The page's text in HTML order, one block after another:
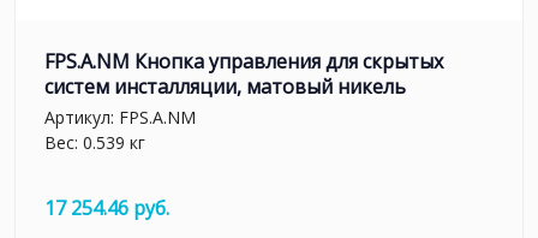
FPS.A.NM Кнопка управления для скрытых
систем инсталляции, матовый никель
Артикул: FPS.A.NM
Вес: 0.539 кг
17 254.46 руб.